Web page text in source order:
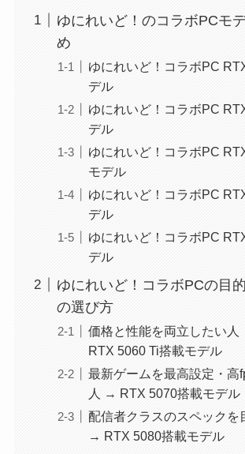
ゆにれいど！のコラボPCモ
め
ゆにれいど！コラボPC
デル
ゆにれいど！コラボPC
デル
ゆにれいど！コラボPC
モデル
ゆにれいど！コラボPC
デル
ゆにれいど！コラボPC
デル
ゆにれいど！コラボPCの目
の選び方
価格と性能を両立したい
RTX 5060 Ti搭載モデル
最新ゲームを最高設定・高
人 → RTX 5070搭載モデル
配信者クラスのスペックを
→ RTX 5080搭載モデル